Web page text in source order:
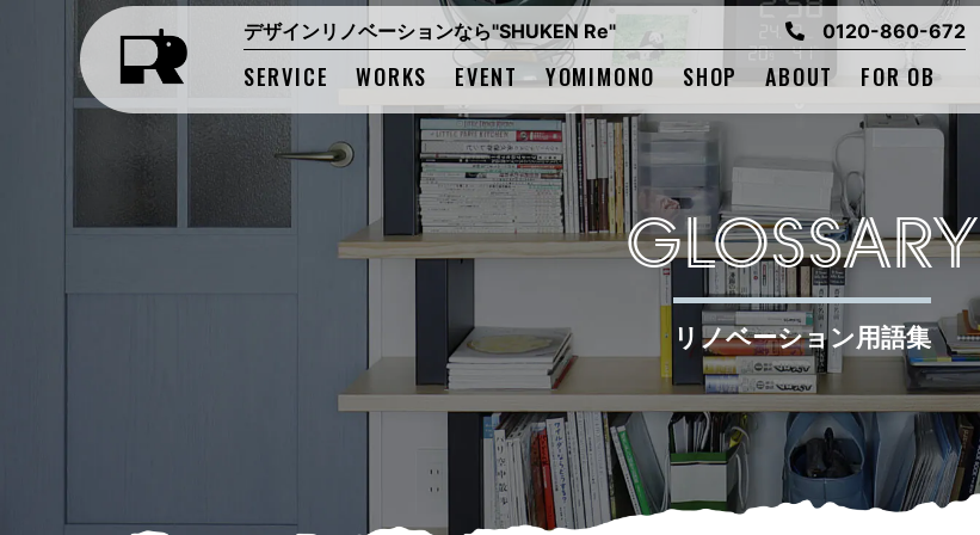
デザインリノベーションなら"SHUKEN Re" 0120-860-672
SERVICE WORKS EVENT YOMIMONO SHOP ABOUT FOR OB
GLOSSARY
リノベーション用語集